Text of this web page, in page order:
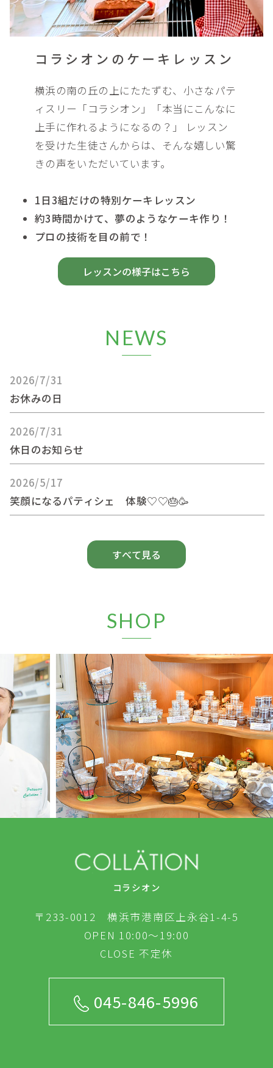
コラシオンのケーキレッスン
横浜の南の丘の上にたたずむ、小さなパテ
ィスリー「コラシオン」「本当にこんなに
上手に作れるようになるの？」 レッスン
を受けた生徒さんからは、そんな嬉しい驚
きの声をいただいています。
1日3組だけの特別ケーキレッスン
約3時間かけて、夢のようなケーキ作り！
プロの技術を目の前で！
レッスンの様子はこちら
NEWS
2026/7/31
お休みの日
2026/7/31
休日のお知らせ
2026/5/17
笑顔になるパティシェ 体験♡♡🎂🥳
すべて見る
SHOP
コラシオン
〒233-0012 横浜市港南区上永谷1-4-5
OPEN 10:00～19:00
CLOSE 不定休
045-846-5996